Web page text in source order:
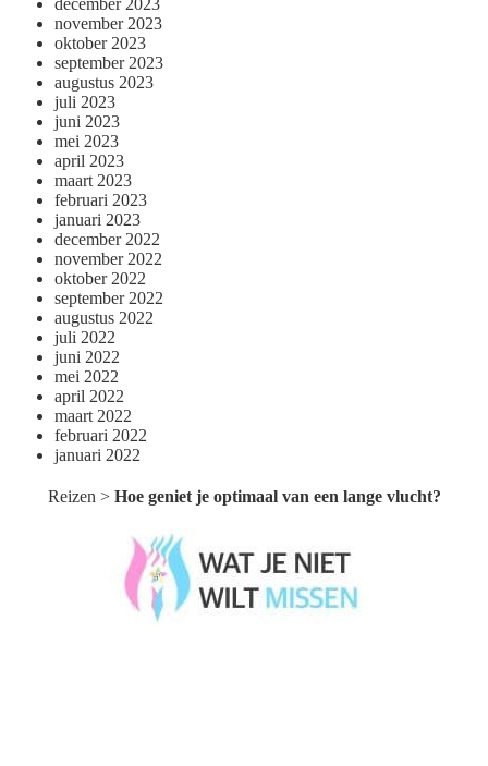
november 2023
oktober 2023
september 2023
augustus 2023
juli 2023
juni 2023
mei 2023
april 2023
maart 2023
februari 2023
januari 2023
december 2022
november 2022
oktober 2022
september 2022
augustus 2022
juli 2022
juni 2022
mei 2022
april 2022
maart 2022
februari 2022
januari 2022
Reizen > Hoe geniet je optimaal van een lange vlucht?